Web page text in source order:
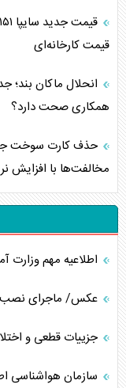
قیمت کارخانه‌ای
انحلال ماکان بند؛
همکاری صحت دارد؟
حذف کارت سوخت
مخالفت‌ها با افزایش
اطلاعیه مهم وزارت
عکس/ ماجرای نصب
جزییات قطعی و
سازمان هواشناسی